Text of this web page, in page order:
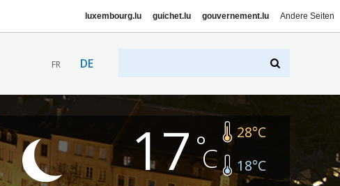
luxembourg.lu guichet.lu gouvernement.lu Andere Seiten
FR DE
17 28°C
18°C